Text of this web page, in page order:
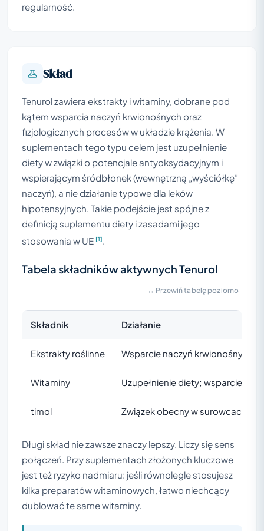
regularność.
Skład
Tenurol zawiera ekstrakty i witaminy, dobrane pod
kątem wsparcia naczyń krwionośnych oraz
fizjologicznych procesów w układzie krążenia. W
suplementach tego typu celem jest uzupełnienie
diety w związki o potencjale antyoksydacyjnym i
wspierającym śródbłonek (wewnętrzną „wyściółkę”
naczyń), a nie działanie typowe dla leków
hipotensyjnych. Takie podejście jest spójne z
definicją suplementu diety i zasadami jego
stosowania w UE [1]
Tabela składników aktywnych Tenurol
↔ Przewiń tabelę poziomo
Składnik Działanie
Ekstrakty roślinne Wsparcie naczyń krwionośnych i
Witaminy Uzupełnienie diety; wsparcie
timol Związek obecny w surowcach
Długi skład nie zawsze znaczy lepszy. Liczy się sens
połączeń. Przy suplementach złożonych kluczowe
jest też ryzyko nadmiaru: jeśli równolegle stosujesz
kilka preparatów witaminowych, łatwo niechcący
dublować te same witaminy.